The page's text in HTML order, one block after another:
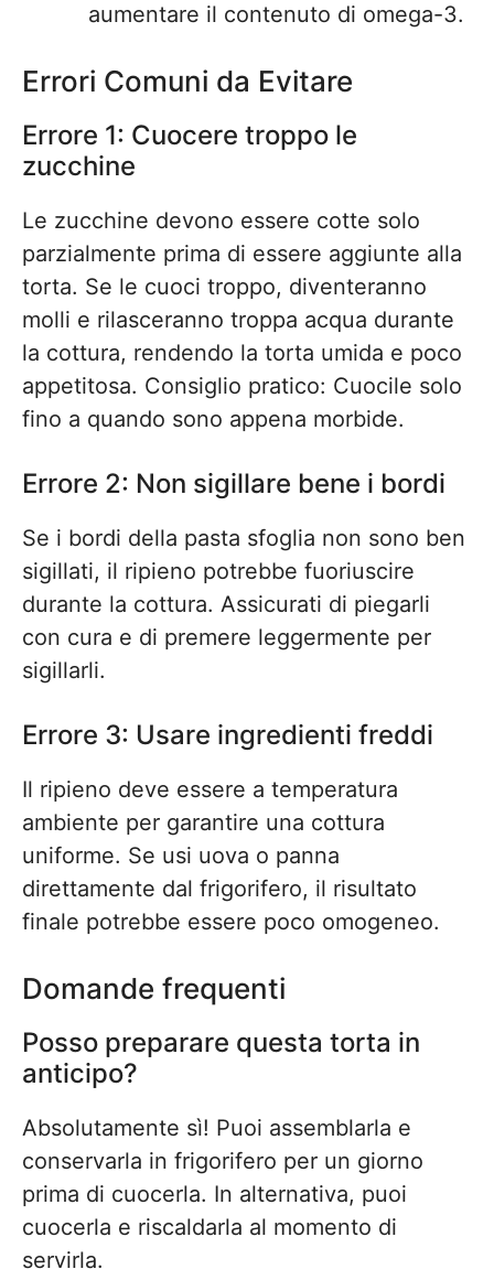
aumentare il contenuto di omega-3.
Errori Comuni da Evitare
Errore 1: Cuocere troppo le
zucchine
Le zucchine devono essere cotte solo
parzialmente prima di essere aggiunte alla
torta. Se le cuoci troppo, diventeranno
molli e rilasceranno troppa acqua durante
la cottura, rendendo la torta umida e poco
appetitosa. Consiglio pratico: Cuocile solo
fino a quando sono appena morbide.
Errore 2: Non sigillare bene i bordi
Se i bordi della pasta sfoglia non sono ben
sigillati, il ripieno potrebbe fuoriuscire
durante la cottura. Assicurati di piegarli
con cura e di premere leggermente per
sigillarli.
Errore 3: Usare ingredienti freddi
Il ripieno deve essere a temperatura
ambiente per garantire una cottura
uniforme. Se usi uova o panna
direttamente dal frigorifero, il risultato
finale potrebbe essere poco omogeneo.
Domande frequenti
Posso preparare questa torta in
anticipo?
Absolutamente sì! Puoi assemblarla e
conservarla in frigorifero per un giorno
prima di cuocerla. In alternativa, puoi
cuocerla e riscaldarla al momento di
servirla.